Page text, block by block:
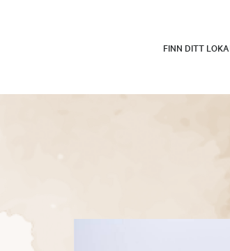
FINN DITT